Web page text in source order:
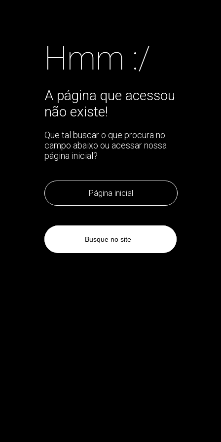
Hmm :/
A página que acessou
não existe!
Que tal buscar o que procura no
campo abaixo ou acessar nossa
página inicial?
Página inicial